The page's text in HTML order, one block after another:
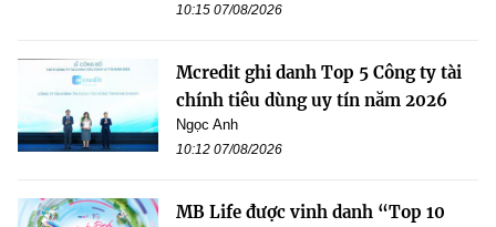
10:15 07/08/2026
Mcredit ghi danh Top 5 Công ty tài
chính tiêu dùng uy tín năm 2026
Ngọc Anh
10:12 07/08/2026
MB Life được vinh danh “Top 10